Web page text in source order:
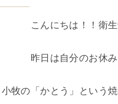
こんにちは！！衛
昨日は自分のお休
小牧の「かとう」という